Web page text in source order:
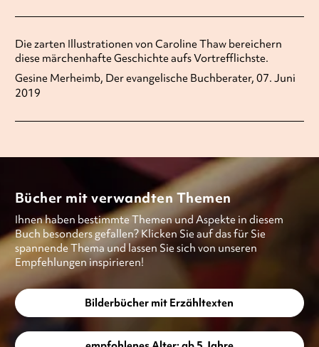
Die zarten Illustrationen von Caroline Thaw bereichern
diese märchenhafte Geschichte aufs Vortrefflichste.
Gesine Merheimb, Der evangelische Buchberater, 07. Juni
2019
Bücher mit verwandten Themen
Ihnen haben bestimmte Themen und Aspekte in diesem
Buch besonders gefallen? Klicken Sie auf das für Sie
spannende Thema und lassen Sie sich von unseren
Empfehlungen inspirieren!
Bilderbücher mit Erzähltexten